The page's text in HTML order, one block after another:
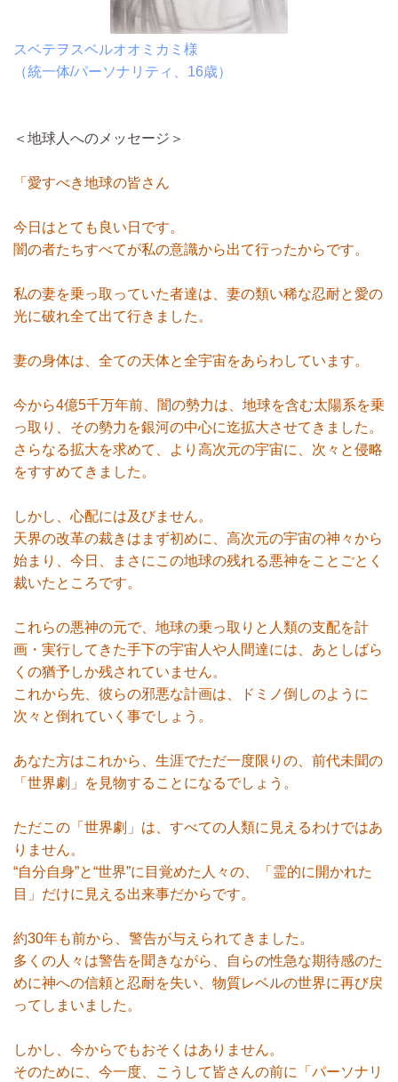
スベテヲスベルオオミカミ様
（統一体/パーソナリティ、16歳）
＜地球人へのメッセージ＞
「愛すべき地球の皆さん
今日はとても良い日です。
闇の者たちすべてが私の意識から出て行ったからです。
私の妻を乗っ取っていた者達は、妻の類い稀な忍耐と愛の
光に破れ全て出て行きました。
妻の身体は、全ての天体と全宇宙をあらわしています。
今から4億5千万年前、闇の勢力は、地球を含む太陽系を乗
っ取り、その勢力を銀河の中心に迄拡大させてきました。
さらなる拡大を求めて、より高次元の宇宙に、次々と侵略
をすすめてきました。
しかし、心配には及びません。
天界の改革の裁きはまず初めに、高次元の宇宙の神々から
始まり、今日、まさにこの地球の残れる悪神をことごとく
裁いたところです。
これらの悪神の元で、地球の乗っ取りと人類の支配を計
画・実行してきた手下の宇宙人や人間達には、あとしばら
くの猶予しか残されていません。
これから先、彼らの邪悪な計画は、ドミノ倒しのように
次々と倒れていく事でしょう。
あなた方はこれから、生涯でただ一度限りの、前代未聞の
「世界劇」を見物することになるでしょう。
ただこの「世界劇」は、すべての人類に見えるわけではあ
りません。
“自分自身”と“世界”に目覚めた人々の、「霊的に開かれた
目」だけに見える出来事だからです。
約30年も前から、警告が与えられてきました。
多くの人々は警告を聞きながら、自らの性急な期待感のた
めに神への信頼と忍耐を失い、物質レベルの世界に再び戻
ってしまいました。
しかし、今からでもおそくはありません。
そのために、今一度、こうして皆さんの前に「パーソナリ